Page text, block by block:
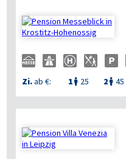
Zi.ab €: 1  25 2  45